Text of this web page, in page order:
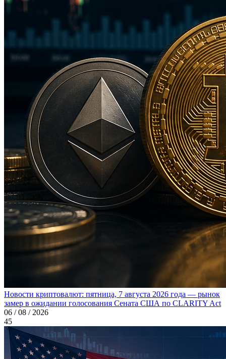
Новости криптовалют: пятница, 7 августа 2026 года — рынок
замер в ожидании голосования Сената США по CLARITY Act
06 / 08 / 2026
45